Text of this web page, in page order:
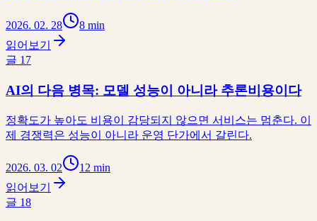
2026. 02. 28
8 min
읽어보기
글 17
AI의 다음 병목: 모델 성능이 아니라 추론비용이다
정확도가 높아도 비용이 감당되지 않으면 서비스는 멈춘다. 이
제 경쟁력은 성능이 아니라 운영 단가에서 갈린다.
2026. 03. 02
12 min
읽어보기
글 18